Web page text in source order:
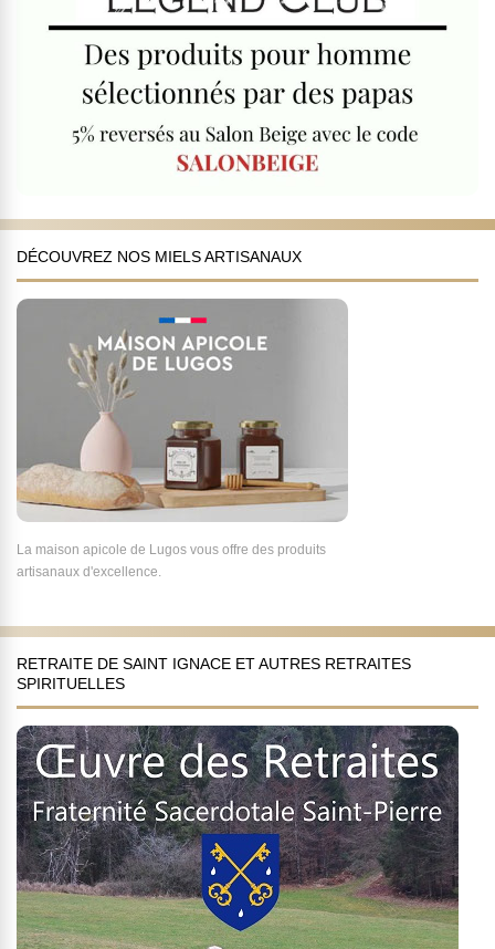
DÉCOUVREZ NOS MIELS ARTISANAUX
La maison apicole de Lugos vous offre des produits
artisanaux d'excellence.
RETRAITE DE SAINT IGNACE ET AUTRES RETRAITES
SPIRITUELLES